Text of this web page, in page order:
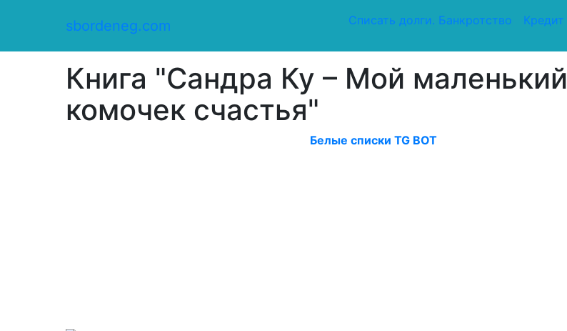
sbordeneg.com Списать долги. Банкротство Кредит
Оказать помощь
Книга "Сандра Ку – Мой маленький
комочек счастья"
Белые списки TG BOT